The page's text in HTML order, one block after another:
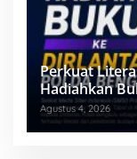
Perkuat
Hadiahkan
Agustus 4, 2026